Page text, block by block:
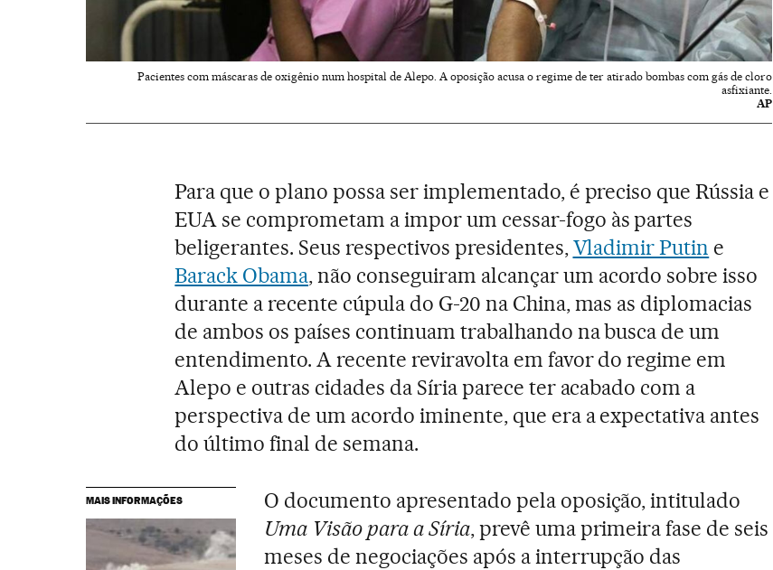
Pacientes com máscaras de oxigênio num hospital de Alepo. A oposição acusa o regime de ter atirado bombas com gás de cloro
asfixiante.
AP
Para que o plano possa ser implementado, é preciso que Rússia e
EUA se comprometam a impor um cessar-fogo às partes
beligerantes. Seus respectivos presidentes, Vladimir Putin e
Barack Obama, não conseguiram alcançar um acordo sobre isso
durante a recente cúpula do G-20 na China, mas as diplomacias
de ambos os países continuam trabalhando na busca de um
entendimento. A recente reviravolta em favor do regime em
Alepo e outras cidades da Síria parece ter acabado com a
perspectiva de um acordo iminente, que era a expectativa antes
do último final de semana.
MAIS INFORMAÇÕES
O documento apresentado pela oposição, intitulado
Uma Visão para a Síria, prevê uma primeira fase de seis
meses de negociações após a interrupção das